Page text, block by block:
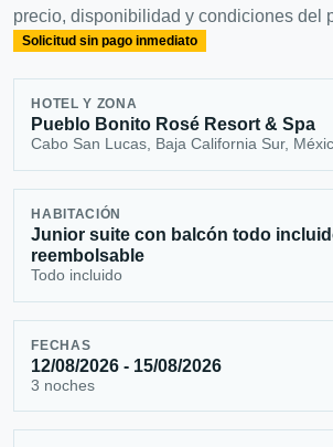
precio, disponibilidad y condiciones del
Solicitud sin pago inmediato
HOTEL Y ZONA
Pueblo Bonito Rosé Resort & Spa
Cabo San Lucas, Baja California Sur,
HABITACIÓN
Junior suite con balcón todo
reembolsable
Todo incluido
FECHAS
12/08/2026 - 15/08/2026
3 noches